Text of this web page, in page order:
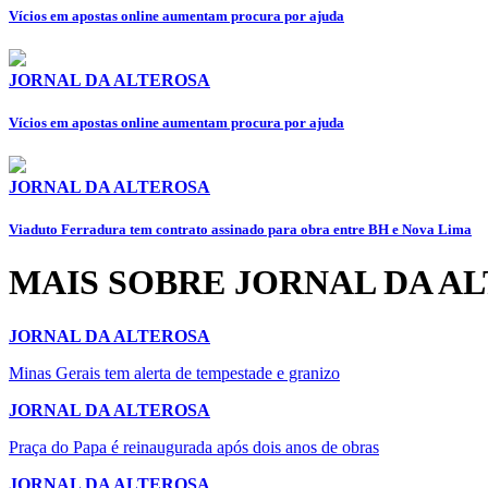
Vícios em apostas online aumentam procura por ajuda
JORNAL DA ALTEROSA
Vícios em apostas online aumentam procura por ajuda
JORNAL DA ALTEROSA
Viaduto Ferradura tem contrato assinado para obra entre BH e Nova Lima
MAIS SOBRE JORNAL DA
JORNAL DA ALTEROSA
Minas Gerais tem alerta de tempestade e granizo
JORNAL DA ALTEROSA
Praça do Papa é reinaugurada após dois anos de obras
JORNAL DA ALTEROSA